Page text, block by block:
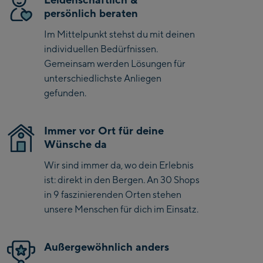
Bike-Servicecenter
Zell Am See:
Schmittenhöhebahn
Talstation / Valley
station
CityXPress Talstation /
AreitXpress Talstation /
Valley station
Drive-in Areit III
Bergstation / Top
station
Saalfelden:
Saalbach:
persönlich beraten
Im Mittelpunkt stehst du mit deinen
individuellen Bedürfnissen.
Gemeinsam werden Lösungen für
unterschiedlichste Anliegen
gefunden.
Immer vor Ort für deine
Wünsche da
Wir sind immer da, wo dein Erlebnis
ist: direkt in den Bergen. An 30 Shops
in 9 faszinierenden Orten stehen
unsere Menschen für dich im Einsatz.
Außergewöhnlich anders